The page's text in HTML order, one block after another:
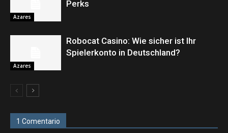
Azares
Perks
Azares
Robocat Casino: Wie sicher ist Ihr
Spielerkonto in Deutschland?
1 Comentario